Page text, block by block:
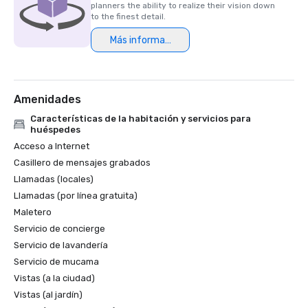
planners the ability to realize their vision down
to the finest detail.
Más información
Amenidades
Características de la habitación y servicios para
huéspedes
Acceso a Internet
Casillero de mensajes grabados
Llamadas (locales)
Llamadas (por línea gratuita)
Maletero
Servicio de concierge
Servicio de lavandería
Servicio de mucama
Vistas (a la ciudad)
Vistas (al jardín)